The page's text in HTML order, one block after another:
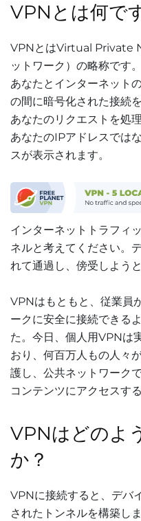
VPNとは何で
VPNとはVirtual Private
ットワーク）の略称です
あなたとインターネット
の間に暗号化された接続
あなたのリクエストを処
あなたのIPアドレスでは
スが表示されます。
インターネットトラフィ
ネルと考えてください。
れて通過し、傍受しよう
VPNはもともと、従業員
ークに安全に接続できる
た。今日、個人用VPNは
おり、何百万人もの人々
護し、公共ネットワーク
コンテンツにアクセスす
VPNはどのよ
か？
VPNに接続すると、デバ
されたトンネルを構築し